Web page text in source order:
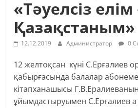
«Тәуелсіз елім
Қазақстаным»
12.12.2019 Администратор 0
12 желтоқсан күні С.Ерғалиев
қабырғасында балалар
кітапханашысы
ұйымдастыруымен С.Ерғалиев